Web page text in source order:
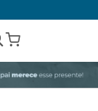
My Cart